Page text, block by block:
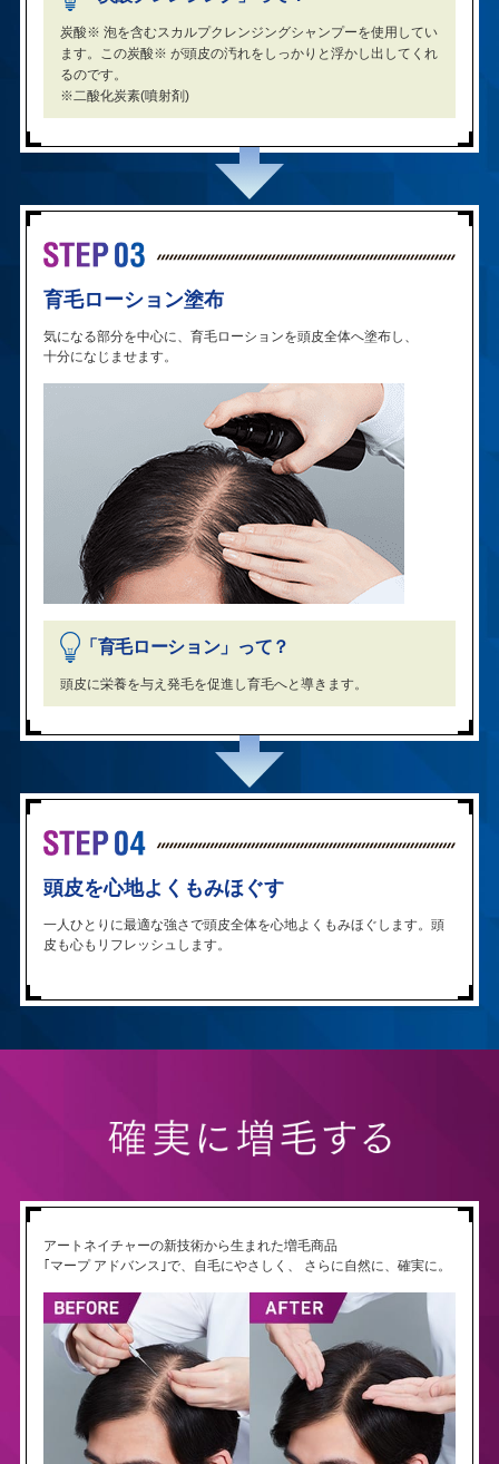
炭酸※ 泡を含むスカルプクレンジングシャンプーを使用してい
ます。この炭酸※ が頭皮の汚れをしっかりと浮かし出してくれ
るのです。
※二酸化炭素(噴射剤)
育毛ローション塗布
気になる部分を中心に、育毛ローションを頭皮全体へ塗布し、
十分になじませます。
「育毛ローション」って？
頭皮に栄養を与え発毛を促進し育毛へと導きます。
頭皮を心地よくもみほぐす
一人ひとりに最適な強さで頭皮全体を心地よくもみほぐします。頭
皮も心もリフレッシュします。
アートネイチャーの新技術から生まれた増毛商品
｢マープ アドバンス｣で、自毛にやさしく、
さらに自然に、確実に。